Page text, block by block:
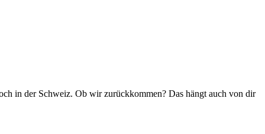
in der Schweiz. Ob wir zurückkommen? Das hängt auch von dir